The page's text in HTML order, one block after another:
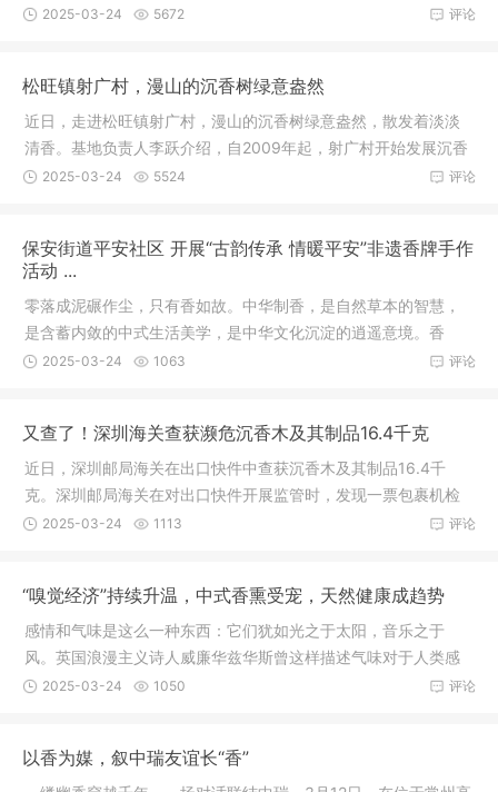
步深化
评论
2025-03-24 5672
松旺镇射广村，漫山的沉香树绿意盎然
近日，走进松旺镇射广村，漫山的沉香树绿意盎然，散发着淡淡
清香。基地负责人李跃介绍，自2009年起，射广村开始发展沉香
产业，从
评论
2025-03-24 5524
保安街道平安社区 开展“古韵传承 情暖平安”非遗香牌手作
活动 ...
零落成泥碾作尘，只有香如故。中华制香，是自然草本的智慧，
是含蓄内敛的中式生活美学，是中华文化沉淀的逍遥意境。香
牌，不仅仅
评论
2025-03-24 1063
又查了！深圳海关查获濒危沉香木及其制品16.4千克
近日，深圳邮局海关在出口快件中查获沉香木及其制品16.4千
克。深圳邮局海关在对出口快件开展监管时，发现一票包裹机检
图像异常，
评论
2025-03-24 1113
“嗅觉经济”持续升温，中式香熏受宠，天然健康成趋势
感情和气味是这么一种东西：它们犹如光之于太阳，音乐之于
风。英国浪漫主义诗人威廉华兹华斯曾这样描述气味对于人类感
情的独特作
评论
2025-03-24 1050
以香为媒，叙中瑞友谊长“香”